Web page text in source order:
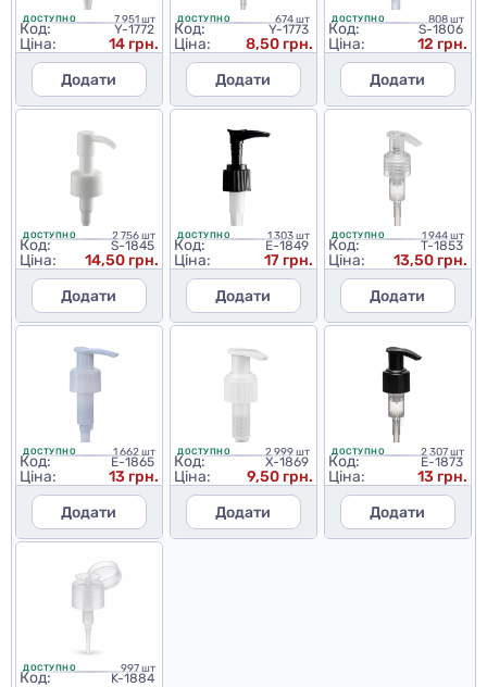
ДОСТУПНО 7 951 шт
Код: Y-1772
Ціна:
14 грн.
Додати
ДОСТУПНО 674 шт
Код: Y-1773
Ціна:
8,50 грн.
Додати
ДОСТУПНО 808 шт
Код: S-1806
Ціна:
12 грн.
Додати
ДОСТУПНО 2 756 шт
Код: S-1845
Ціна:
14,50 грн.
Додати
ДОСТУПНО 1 303 шт
Код: E-1849
Ціна:
17 грн.
Додати
ДОСТУПНО 1 944 шт
Код: T-1853
Ціна:
13,50 грн.
Додати
ДОСТУПНО 1 662 шт
Код: E-1865
Ціна:
13 грн.
Додати
ДОСТУПНО 2 999 шт
Код: X-1869
Ціна:
9,50 грн.
Додати
ДОСТУПНО 2 307 шт
Код: E-1873
Ціна:
13 грн.
Додати
ДОСТУПНО 997 шт
Код: K-1884